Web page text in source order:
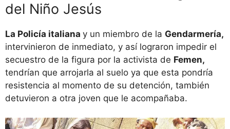
del Niño Jesús
La Policía italiana y un miembro de la Gendarmería,
intervinieron de inmediato, y así lograron impedir el
secuestro de la figura por la activista de Femen,
tendrían que arrojarla al suelo ya que esta pondría
resistencia al momento de su detención, también
detuvieron a otra joven que le acompañaba.